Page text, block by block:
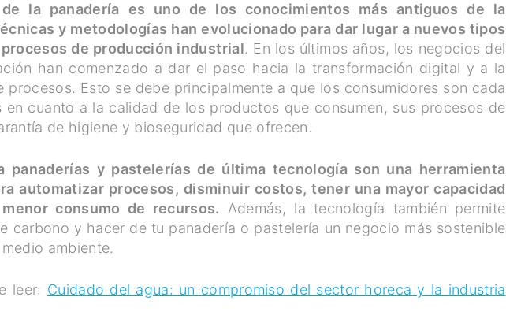
la panadería es uno de los conocimientos más antiguos de la
y metodologías han evolucionado para dar lugar a nuevos tipos
de producción industrial. En los últimos años, los negocios del
han comenzado a dar el paso hacia la transformación digital y a la
procesos. Esto se debe principalmente a que los consumidores son cada
en cuanto a la calidad de los productos que consumen, sus procesos de
de higiene y bioseguridad que ofrecen.
panaderías y pastelerías de última tecnología son una herramienta
automatizar procesos, disminuir costos, tener una mayor capacidad
consumo de recursos. Además, la tecnología también permite
carbono y hacer de tu panadería o pastelería un negocio más sostenible
ambiente.
leer: Cuidado del agua: un compromiso del sector horeca y la industria